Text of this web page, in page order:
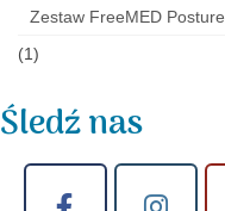
Zestaw FreeMED Posture
(1)
Śledź nas